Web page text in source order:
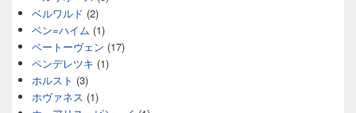
ベルワルド (2)
ベン=ハイム (1)
ベートーヴェン (17)
ペンデレツキ (1)
ホルスト (3)
ホヴァネス (1)